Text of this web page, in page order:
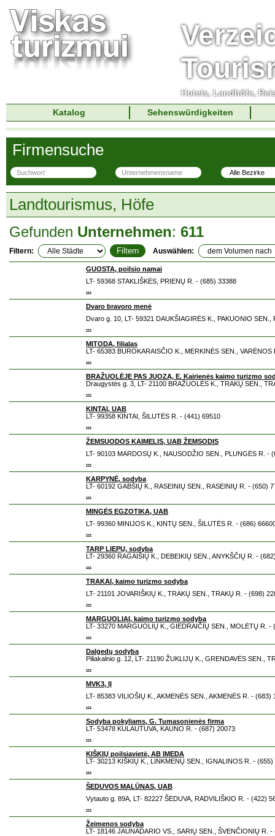
Hotels, Landhöfe,
Katalog
Sehenswürdigkeiten
Firmensuche
Landtourismus, Höfe
Gefunden Unternehmen: 611
Filtern: Auswählen:
GUOSTA, poilsio namai
LT- 59368 STAKLIŠKĖS, PRIENŲ R. - (685) 33388
...
Dvaro bravoro menė
Dvaro g. 10, LT- 59321 DAUKŠIAGIRĖS K., PAKUONIO SEN.,
...
MITODA, filialas
LT- 65383 BUROKARAISČIO K., MERKINĖS SEN., VARĖNOS
...
BRAŽUOLĖJE PAS JUOZĄ, E. Kairienės kaimo turizmo
Draugystės g. 3, LT- 21100 BRAŽUOLĖS K., TRAKŲ SEN.,
...
KINTAI, UAB
LT- 99358 KINTAI, ŠILUTĖS R. - (441) 69510
...
ŽEMSUODOS KAIMELIS, UAB ŽEMSODIS
LT- 90103 MARDOSŲ K., NAUSODŽIO SEN., PLUNGĖS R. -
...
KARPYNĖ, sodyba
LT- 60192 GABŠIŲ K., RASEINIŲ SEN., RASEINIŲ R. - (650)
...
MINGĖS EGZOTIKA, UAB
LT- 99360 MINIJOS K., KINTŲ SEN., ŠILUTĖS R. - (686)
...
TARP LIEPŲ, sodyba
LT- 29360 RAGAIŠIŲ K., DEBEIKIŲ SEN., ANYKŠČIŲ R. -
...
TRAKAI, kaimo turizmo sodyba
LT- 21101 JOVARIŠKIŲ K., TRAKŲ SEN., TRAKŲ R. - (698)
...
MARGUOLIAI, kaimo turizmo sodyba
LT- 33270 MARGUOLIŲ K., GIEDRAIČIŲ SEN., MOLĖTŲ R. -
...
Dalgedų sodyba
Piliakalnio g. 12, LT- 21190 ŽUKLIJŲ K., GRENDAVĖS SEN.,
...
MVK3, IĮ
LT- 85383 VILIOŠIŲ K., AKMENĖS SEN., AKMENĖS R. - (683)
...
Sodyba pokyliams, G. Tumasonienės firma
LT- 53478 KULAUTUVA, KAUNO R. - (687) 20073
...
KIŠKIŲ poilsiavietė, AB IMEDA
LT- 30213 KIŠKIŲ K., LINKMENŲ SEN., IGNALINOS R. - (655)
...
ŠEDUVOS MALŪNAS, UAB
Vytauto g. 89A, LT- 82227 ŠEDUVA, RADVILIŠKIO R. - (422)
...
Žeimenos sodyba
LT- 18146 JAUNADARIO VS., SARIŲ SEN., ŠVENČIONIŲ R. -